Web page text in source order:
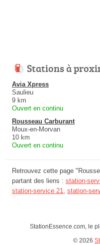
Stations à
Avia Xpress
Saulieu
9 km
Ouvert en continu
Rousseau Carburant
Moux-en-Morvan
10 km
Ouvert en continu
Retrouvez cette page
partant des liens : station-
station-service 21, station-
StationEssence.com, le
© 2026